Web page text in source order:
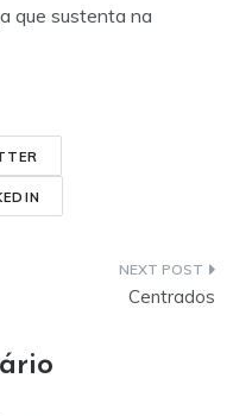
que sustenta na
Centrados